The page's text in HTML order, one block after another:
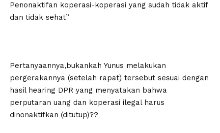
Penonaktifan koperasi-koperasi yang sudah tidak aktif
dan tidak sehat”
Pertanyaannya,bukankah Yunus melakukan
pergerakannya (setelah rapat) tersebut sesuai dengan
hasil hearing DPR yang menyatakan bahwa
perputaran uang dan koperasi ilegal harus
dinonaktifkan (ditutup)??